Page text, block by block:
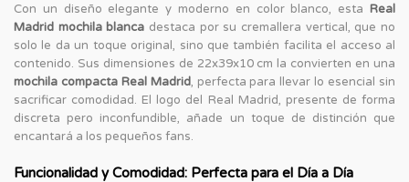
Con un diseño elegante y moderno en color blanco, esta Real
Madrid mochila blanca destaca por su cremallera vertical, que no
solo le da un toque original, sino que también facilita el acceso al
contenido. Sus dimensiones de 22x39x10 cm la convierten en una
mochila compacta Real Madrid, perfecta para llevar lo esencial sin
sacrificar comodidad. El logo del Real Madrid, presente de forma
discreta pero inconfundible, añade un toque de distinción que
encantará a los pequeños fans.
Funcionalidad y Comodidad: Perfecta para el Día a Día